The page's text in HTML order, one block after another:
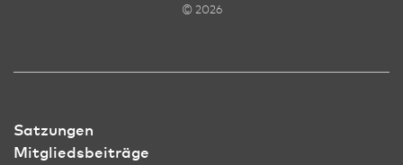
© 2026
Satzungen
Mitgliedsbeiträge